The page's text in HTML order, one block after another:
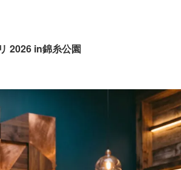
2026 in錦糸公園